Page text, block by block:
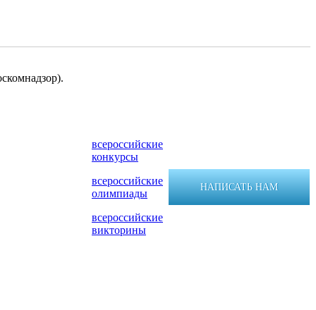
всероссийские
конкурсы
всероссийские
олимпиады
всероссийские
викторины
НАПИСАТЬ НАМ